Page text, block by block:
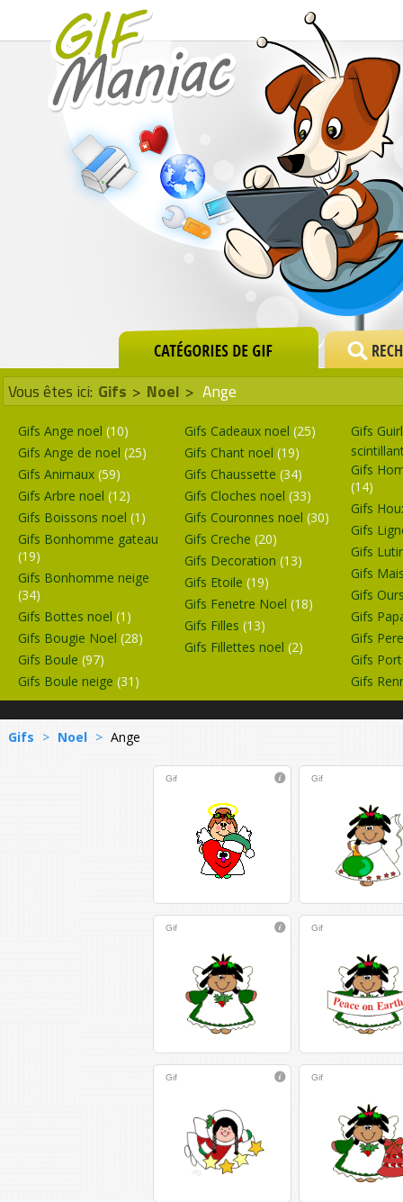
Vous êtes ici: Gifs > Noel > Ange
Gifs Ange noel (10)
Gifs Ange de noel (25)
Gifs Animaux (59)
Gifs Arbre noel (12)
Gifs Boissons noel (1)
Gifs Bonhomme gateau
(19)
Gifs Bonhomme neige
(34)
Gifs Bottes noel (1)
Gifs Bougie Noel (28)
Gifs Boule (97)
Gifs Boule neige (31)
Gifs Cadeaux noel (25)
Gifs Chant noel (19)
Gifs Chaussette (34)
Gifs Cloches noel (33)
Gifs Couronnes noel (30)
Gifs Creche (20)
Gifs Decoration (13)
Gifs Etoile (19)
Gifs Fenetre Noel (18)
Gifs Filles (13)
Gifs Fillettes noel (2)
Gifs
Gifs
(14)
Gifs
Gifs
Gifs
Gifs
Gifs
Gifs
Gifs
Gifs
Gifs
Gifs > Noel > Ange
Gif Gif
Gif Gif
Gif Gif